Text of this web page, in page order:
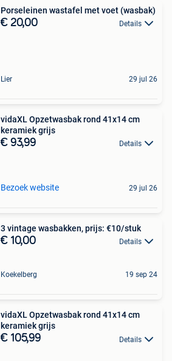
Porseleinen wastafel met voet (wasbak)
€ 20,00 Details
Lier 29 jul 26
vidaXL Opzetwasbak rond 41x14 cm
keramiek grijs
€ 93,99 Details
Bezoek website 29 jul 26
3 vintage wasbakken, prijs: €10/stuk
€ 10,00 Details
Koekelberg 19 sep 24
vidaXL Opzetwasbak rond 41x14 cm
keramiek grijs
€ 105,99 Details